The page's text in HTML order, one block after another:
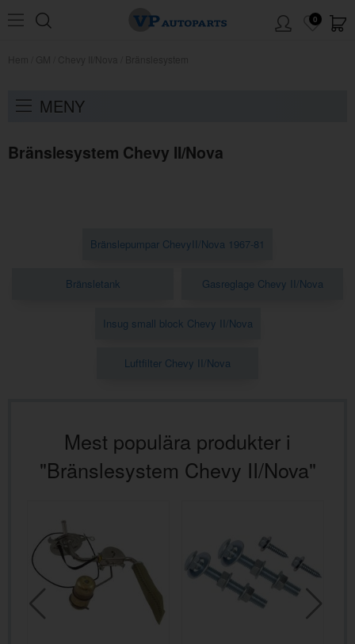
0
MENY
Bränslesystem Chevy II/Nova
Bränslepumpar ChevyII/Nova 1967-81
Bränsletank Gasreglage Chevy II/Nova
Insug small block Chevy II/Nova
Luftfilter Chevy II/Nova
Mest populära produkter i
"Bränslesystem Chevy II/Nova"